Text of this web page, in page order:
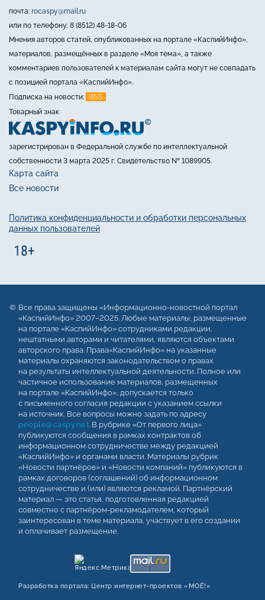
почта: rocaspy@mail.ru
или по телефону: 8 (8512) 48-18-06
Мнения авторов статей, опубликованных на портале «КаспийИнфо»,
материалов, размещённых в разделе «Моя тема», а также
комментариев пользователей к материалам сайта могут не совпадать
с позицией портала «КаспийИнфо».
Подписка на новости:
RSS
Товарный знак
зарегистрирован в Федеральной службе по интеллектуальной
собственности 3 марта 2025 г. Свидетельство № 1089905.
Карта сайта
Все новости
Политика конфиденциальности и обработки персональных
данных пользователей
Все права защищены «Информационно-новостной портал
«КаспийИнфо» 2007–2025. Любые материалы, размещенные
на портале «КаспийИнфо» сотрудниками редакции,
нештатными авторами и читателями, являются объектами
авторского права. Права«КаспийИнфо» на указанные
материалы охраняются законодательством о правах
на результаты интеллектуальной деятельности. Полное или
частичное использование материалов, размещенных
на портале «КаспийИнфо», допускается только
с письменного согласия редакции с указанием ссылки
на источник. Все вопросы можно задать по адресу
people@caspy.net. В рубрике «От первого лица»
публикуются сообщения в рамках контрактов об
информационном сотрудничестве между редакцией
«КаспийИнфо» и органами власти. Материалы рубрик
«Новости партнёров» и «Новости компаний» публикуются в
рамках договоров (соглашений) об информационном
сотрудничестве и (или) являются рекламой. Партнёрский
материал — это статья, подготовленная редакцией
совместно с партнёром-рекламодателем, который
заинтересован в теме материала, участвует в его создании
и оплачивает размещение.
Разработка портала: Центр интернет‑проектов «МОЁ!»